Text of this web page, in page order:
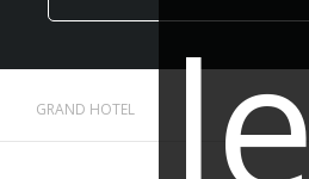
GRAND HOTEL